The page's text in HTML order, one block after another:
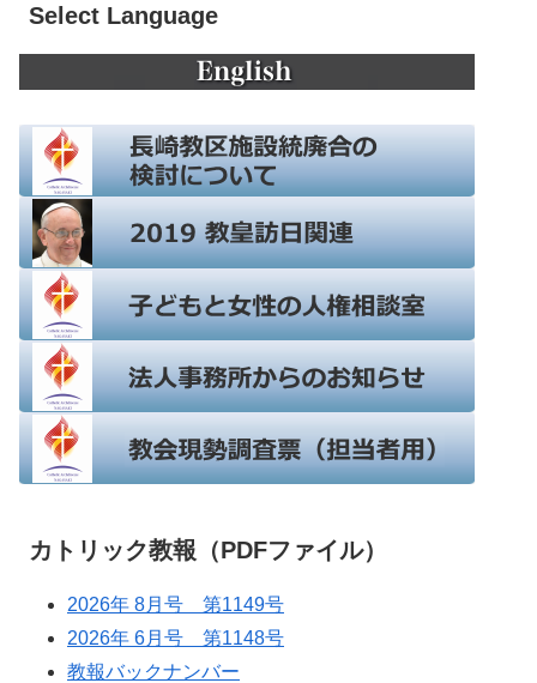
Select Language
カトリック教報（PDFファイル）
2026年 8月号 第1149号
2026年 6月号 第1148号
教報バックナンバー